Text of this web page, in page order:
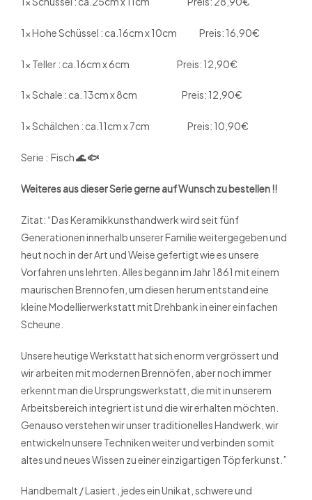
1x Hohe Schüssel : ca.16cm x 10cm Preis: 16,90€
1x Teller : ca.16cm x 6cm Preis: 12,90€
1x Schale : ca. 13cm x 8cm Preis: 12,90€
1x Schälchen : ca.11cm x 7cm Preis: 10,90€
Serie : Fisch🌊 🐟
Weiteres aus dieser Serie gerne auf Wunsch zu bestellen !!
Zitat: “Das Keramikkunsthandwerk wird seit fünf
Generationen innerhalb unserer Familie weitergegeben und
heut noch in der Art und Weise gefertigt wie es unsere
Vorfahren uns lehrten. Alles begann im Jahr 1861 mit einem
maurischen Brennofen, um diesen herum entstand eine
kleine Modellierwerkstatt mit Drehbank in einer einfachen
Scheune.
Unsere heutige Werkstatt hat sich enorm vergrössert und
wir arbeiten mit modernen Brennöfen, aber noch immer
erkennt man die Ursprungswerkstatt, die mit in unserem
Arbeitsbereich integriert ist und die wir erhalten möchten.
Genauso verstehen wir unser traditionelles Handwerk, wir
entwickeln unsere Techniken weiter und verbinden somit
altes und neues Wissen zu einer einzigartigen Töpferkunst.”
Handbemalt / Lasiert , jedes ein Unikat, schwere und